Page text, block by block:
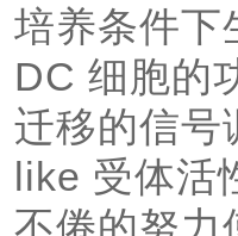
培养条件下
DC 细胞的
迁移的信号
like 受体活
不倦的努力